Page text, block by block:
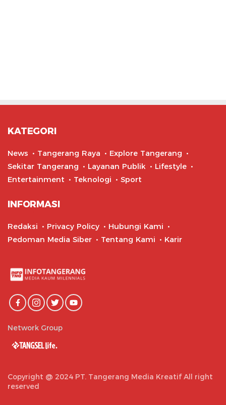
KATEGORI
News Tangerang Raya
Explore Tangerang
Sekitar Tangerang
Layanan Publik
Lifestyle
Entertainment
Teknologi Sport
INFORMASI
Redaksi Privacy Policy
Hubungi Kami
Pedoman Media Siber
Tentang Kami Karir
Network Group
Copyright @ 2024 PT. Tangerang Media Kreatif All right
reserved